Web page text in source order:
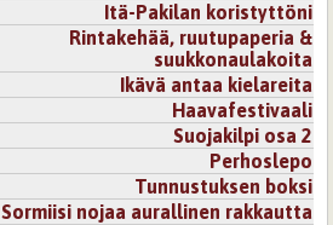
Itä-Pakilan koristyttöni
Rintakehää, ruutupaperia &
suukkonaulakoita
Ikävä antaa kielareita
Haavafestivaali
Suojakilpi osa 2
Perhoslepo
Tunnustuksen boksi
Sormiisi nojaa aurallinen rakkautta